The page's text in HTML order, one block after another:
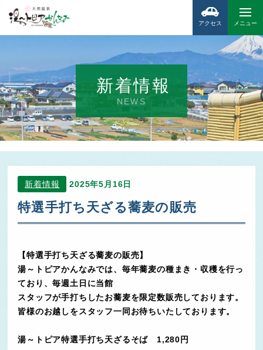
メニュー
アクセス
新着情報
NEWS
新着情報 2025年5月16日
特選手打ち天ざる蕎麦の販売
【特選手打ち天ざる蕎麦の販売】
湯～トピアかんなみでは、毎年蕎麦の種まき・収穫を行っ
ており、毎週土日に当館
スタッフが手打ちしたお蕎麦を限定数販売しております。
皆様のお越しをスタッフ一同お待ちいたしております。
湯～トピア特選手打ち天ざるそば 1,280円